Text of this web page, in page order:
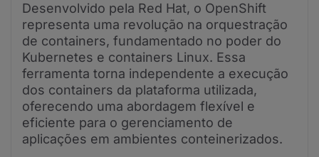
Desenvolvido pela Red Hat, o OpenShift
representa uma revolução na orquestração
de containers, fundamentado no poder do
Kubernetes e containers Linux. Essa
ferramenta torna independente a execução
dos containers da plataforma utilizada,
oferecendo uma abordagem flexível e
eficiente para o gerenciamento de
aplicações em ambientes conteinerizados.